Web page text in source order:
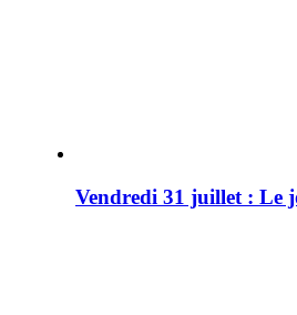
Vendredi 31 juillet : Le